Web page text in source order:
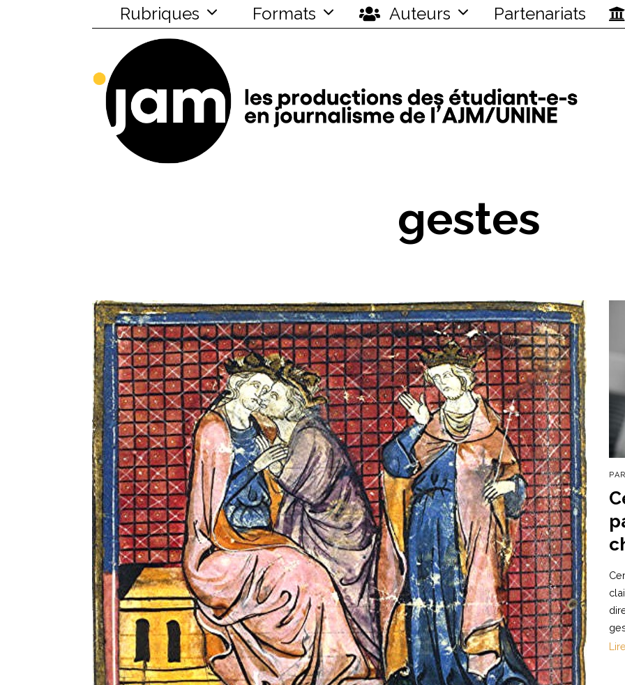
Rubriques Formats Auteurs Partenariats
gestes